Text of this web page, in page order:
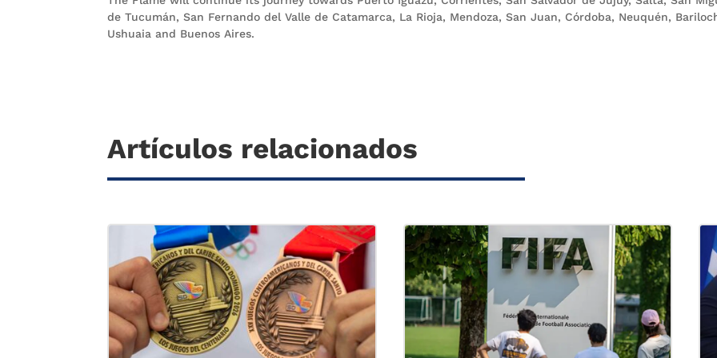
de Tucumán, San Fernando del Valle de Catamarca, La Rioja, Mendoza, San Juan, Córdoba, Neuquén,
Ushuaia and Buenos Aires.
Artículos relacionados